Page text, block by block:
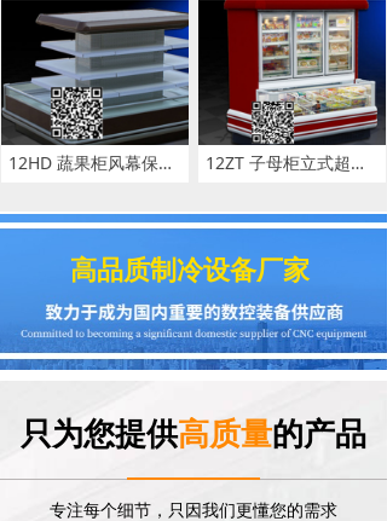
12HD 蔬果柜风幕保鲜柜 商用一体机保鲜柜冷藏蔬果展示保鲜柜批发 12ZT 子母柜立式超市子母柜 双温大型冷藏冷冻柜食品保鲜展示柜
高品质制冷设备厂家
只为您提供高质量的产品
专注每个细节，只因我们更懂您的需求